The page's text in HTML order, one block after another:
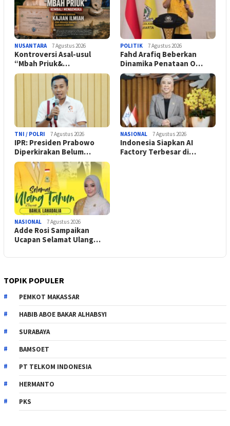
NUSANTARA 7 Agustus 2026
Kontroversi Asal-usul
“Mbah Priuk&…
POLITIK 7 Agustus 2026
Fahd Arafiq Beberkan
Dinamika Penataan O…
TNI / POLRI 7 Agustus 2026
IPR: Presiden Prabowo
Diperkirakan Belum…
NASIONAL 7 Agustus 2026
Indonesia Siapkan AI
Factory Terbesar di…
NASIONAL 7 Agustus 2026
Adde Rosi Sampaikan
Ucapan Selamat Ulang…
TOPIK POPULER
PEMKOT MAKASSAR
HABIB ABOE BAKAR ALHABSYI
SURABAYA
BAMSOET
PT TELKOM INDONESIA
HERMANTO
PKS